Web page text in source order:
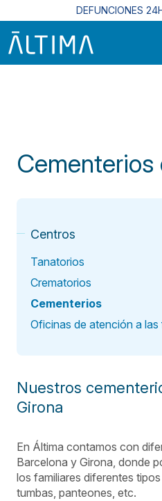
DEFUNCIONES
Cementerios
Centros
Tanatorios
Crematorios
Cementerios
Oficinas de atención a las
Nuestros
Girona
En Áltima contamos con
Barcelona y Girona, donde
los familiares diferentes
tumbas, panteones, etc.